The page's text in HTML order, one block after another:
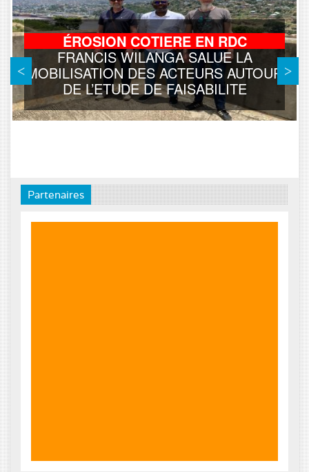
ÉROSION COTIERE EN RDC
FRANCIS WILANGA SALUE LA
MOBILISATION DES ACTEURS AUTOUR
DE L’ETUDE DE FAISABILITE
Partenaires